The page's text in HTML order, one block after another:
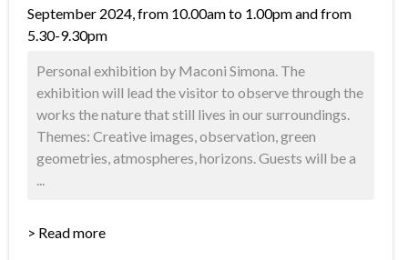
September 2024, from 10.00am to 1.00pm and from
5.30-9.30pm
Personal exhibition by Maconi Simona. The
exhibition will lead the visitor to observe through the
works the nature that still lives in our surroundings.
Themes: Creative images, observation, green
geometries, atmospheres, horizons. Guests will be a
...
> Read more